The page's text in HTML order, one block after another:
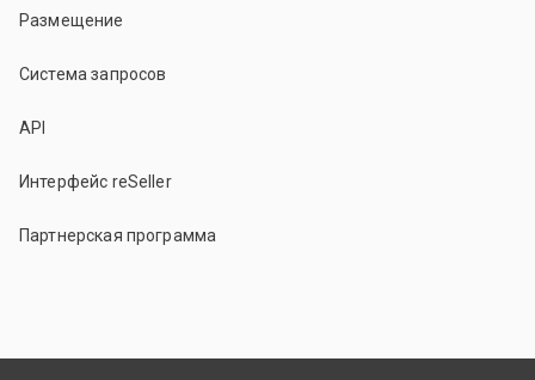
Размещение
Система запросов
API
Интерфейс reSeller
Партнерская программа